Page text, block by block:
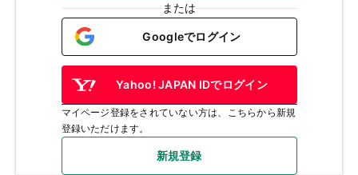
または
Googleでログイン
Yahoo! JAPAN IDでログイン
マイページ登録をされていない方は、こちらから新規
登録いただけます。
新規登録